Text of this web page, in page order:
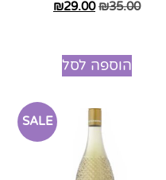
₪35.00
₪29.00
הוספה לסל
SALE